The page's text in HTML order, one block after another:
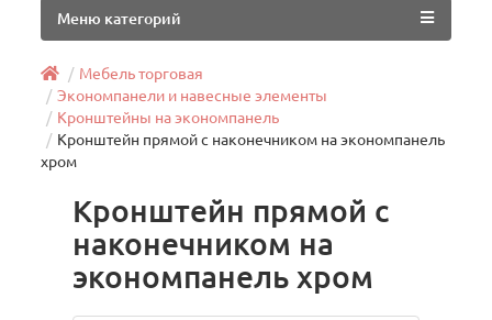
Меню категорий
Мебель торговая
Экономпанели и навесные элементы
Кронштейны на экономпанель
Кронштейн прямой с наконечником на экономпанель
хром
Кронштейн прямой с
наконечником на
экономпанель хром